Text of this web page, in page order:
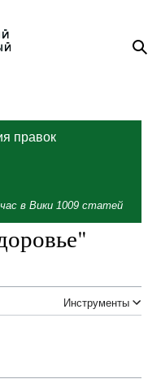
правок
в Вики 1009 статей
Инструменты